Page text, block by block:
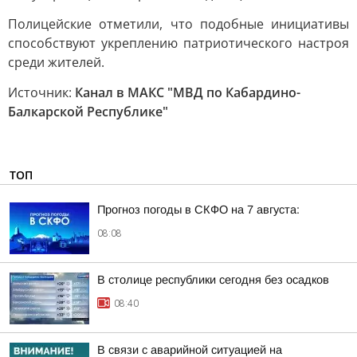
Полицейские отметили, что подобные инициативы
способствуют укреплению патриотического настроя
среди жителей.
Источник: Канал в МАКС "МВД по Кабардино-
Балкарской Республике"
ТОП
Прогноз погоды в СКФО на 7 августа:
08:08
В столице республики сегодня без осадков
08:40
В связи с аварийной ситуацией на